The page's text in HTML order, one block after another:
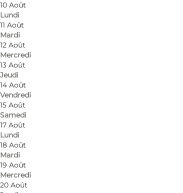
10 Août
Lundi
11 Août
Mardi
12 Août
Mercredi
13 Août
Jeudi
14 Août
Vendredi
15 Août
Samedi
17 Août
Lundi
18 Août
Mardi
19 Août
Mercredi
20 Août
Arts and crafts in exciting gallery. New
Open: Jun 22 - Aug 29: Mo-Sa Please
En savoir plus